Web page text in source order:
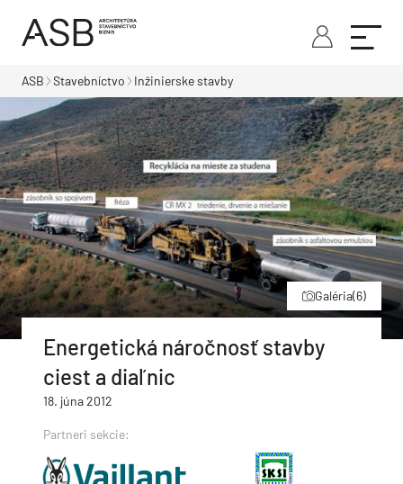
ASB Stavebníctvo Inžinierske stavby
Galéria(6)
Energetická náročnosť stavby
ciest a diaľnic
18. júna 2012
Partneri sekcie: